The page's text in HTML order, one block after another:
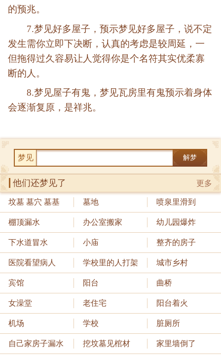
的预兆。
7.梦见好多屋子，预示梦见好多屋子，说不定
发生需你立即下决断，认真的考虑是较周延，一
但拖得过久容易让人觉得你是个名符其实优柔寡
断的人。
8.梦见屋子有鬼，梦见瓦房里有鬼预示着身体
会逐渐复原，是祥兆。
梦见 解梦
更多
他们还梦见了
坟墓 墓穴 墓基 墓地 喷泉里滑到
棚顶漏水 办公室搬家 幼儿园爆炸
下水道冒水 小庙 整齐的房子
医院看望病人 学校里的人打架 城市乡村
宾馆 阳台 曲桥
女澡堂 老住宅 阳台着火
机场 学校 脏厕所
自己家房子漏水 挖坟墓见棺材 家里墙倒了